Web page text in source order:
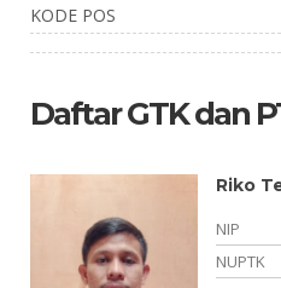
KODE POS
Daftar GTK dan
Riko
NIP
NUPTK